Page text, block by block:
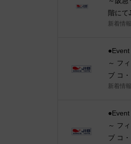
階にて
新着情報
～ フ
ブ コ
新着情報
～ フ
ブ コ